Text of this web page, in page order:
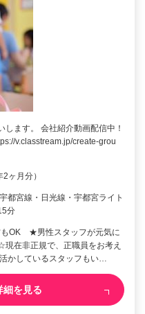
ます。 会社紹介動画配信中！
v.classtream.jp/create-grou
ヶ月分）
都宮線・日光線・宇都宮ライト
分
もOK ★男性スタッフが元気に
在非正規で、正職員をお考え
かしているスタッフもい…
細を見る